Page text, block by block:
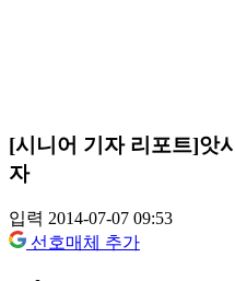
[시니어 기자 리포트]앗
자
입력 2014-07-07 09:53
선호매체 추가